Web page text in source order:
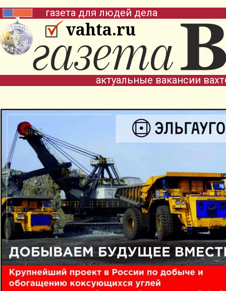
vahta.ru
газета для людей дела
актуальные вакансии